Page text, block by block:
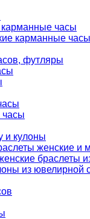
часы
карманные часы
футляры
и кулоны
женские и
браслеты
из ювелирной